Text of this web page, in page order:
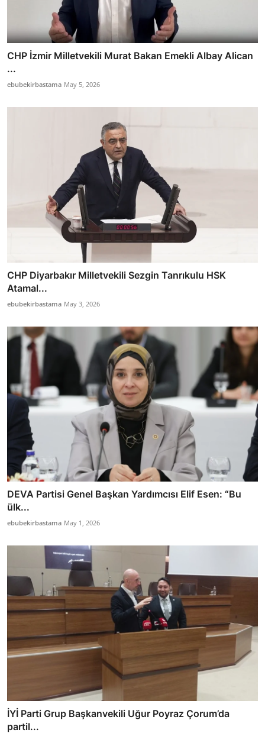
CHP İzmir Milletvekili Murat Bakan Emekli Albay Alican
...
ebubekirbastama May 5, 2026
CHP Diyarbakır Milletvekili Sezgin Tanrıkulu HSK
Atamal...
ebubekirbastama May 3, 2026
DEVA Partisi Genel Başkan Yardımcısı Elif Esen: “Bu
ülk...
ebubekirbastama May 1, 2026
İYİ Parti Grup Başkanvekili Uğur Poyraz Çorum’da
partil...